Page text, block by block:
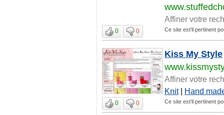
Affiner votre
0 0 Ce site est'il pertinent
Kiss My Style
Affiner votre
Knit| Hand
0 0 Ce site est'il pertinent